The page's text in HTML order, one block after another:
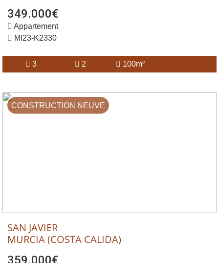
349.000€
Appartement
MI23-K2330
3 2 100m²
CONSTRUCTION NEUVE
SAN JAVIER
MURCIA (COSTA CALIDA)
359.000€